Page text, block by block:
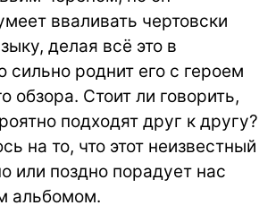
вваливать чертовски
делая всё это в
сильно роднит его с героем
обзора. Стоит ли говорить,
подходят друг к другу?
на то, что этот неизвестный
или поздно порадует нас
альбомом.